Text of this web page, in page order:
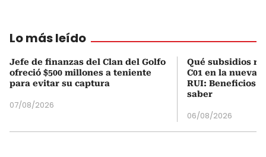
Lo más leído
Jefe de finanzas del Clan del Golfo
ofreció $500 millones a teniente
para evitar su captura
07/08/2026
Qué subsidios
C01 en la nueva
RUI: Beneficios
saber
06/08/2026